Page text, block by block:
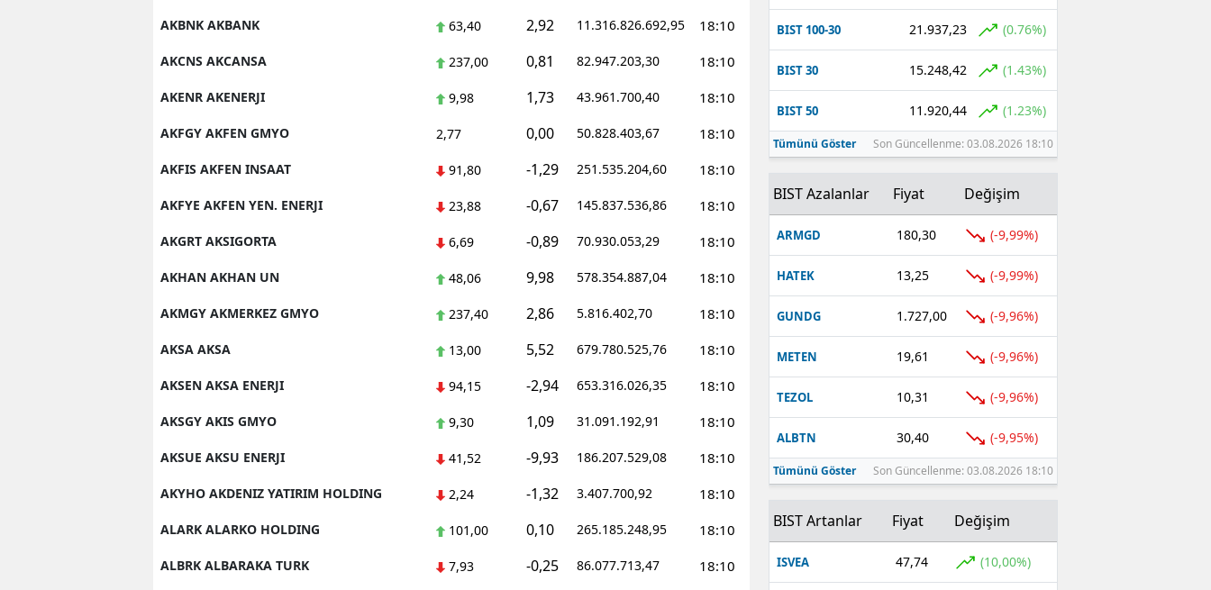
Kars
Kastamonu
Kayseri
Kırklareli
Kırşehir
Kocaeli
Konya
Kütahya
Malatya
Manisa
Kahramanmaraş
Mardin
Muğla
Muş
Nevşehir
Niğde
AKBNK AKBANK 63,40 2,92 11.316.826.692,95 18:10
AKCNS AKCANSA 237,00 0,81 82.947.203,30 18:10
AKENR AKENERJI 9,98 1,73 43.961.700,40 18:10
AKFGY AKFEN GMYO 2,77 0,00 50.828.403,67 18:10
AKFIS AKFEN INSAAT 91,80 -1,29 251.535.204,60 18:10
AKFYE AKFEN YEN. ENERJI 23,88 -0,67 145.837.536,86 18:10
AKGRT AKSIGORTA 6,69 -0,89 70.930.053,29 18:10
AKHAN AKHAN UN 48,06 9,98 578.354.887,04 18:10
AKMGY AKMERKEZ GMYO 237,40 2,86 5.816.402,70 18:10
AKSA AKSA 13,00 5,52 679.780.525,76 18:10
AKSEN AKSA ENERJI 94,15 -2,94 653.316.026,35 18:10
AKSGY AKIS GMYO 9,30 1,09 31.091.192,91 18:10
AKSUE AKSU ENERJI 41,52 -9,93 186.207.529,08 18:10
AKYHO AKDENIZ YATIRIM HOLDING 2,24 -1,32 3.407.700,92 18:10
ALARK ALARKO HOLDING 101,00 0,10 265.185.248,95 18:10
ALBRK ALBARAKA TURK 7,93 -0,25 86.077.713,47 18:10
BIST 100-30 21.937,23 (0.76%)
BIST 30 15.248,42 (1.43%)
BIST 50 11.920,44 (1.23%)
Tümünü Göster Son Güncellenme: 03.08.2026 18:10
BIST Azalanlar Fiyat Değişim
ARMGD 180,30 (-9,99%)
HATEK 13,25 (-9,99%)
GUNDG 1.727,00 (-9,96%)
METEN 19,61 (-9,96%)
TEZOL 10,31 (-9,96%)
ALBTN 30,40 (-9,95%)
Tümünü Göster Son Güncellenme: 03.08.2026 18:10
BIST Artanlar Fiyat Değişim
ISVEA 47,74 (10,00%)